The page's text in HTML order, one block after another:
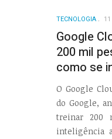
TECNOLOGIA
Google
200 mil
como se
O Google
do Google,
treinar 200
inteligência